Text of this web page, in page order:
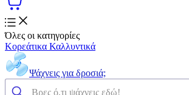
Όλες οι κατηγορίες
Κορεάτικα Καλλυντικά
Ψάχνεις για δροσιά;